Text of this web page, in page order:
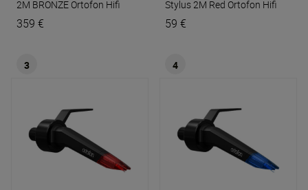
2M BRONZE Ortofon Hifi
359 €
Stylus 2M Red Ortofon Hifi
59 €
3 4